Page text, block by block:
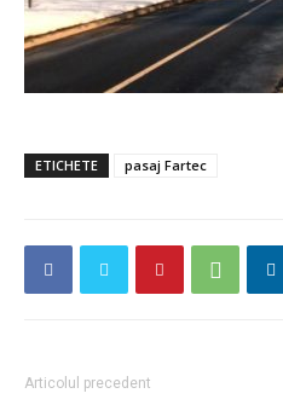
ETICHETE pasaj Fartec
Articolul precedent